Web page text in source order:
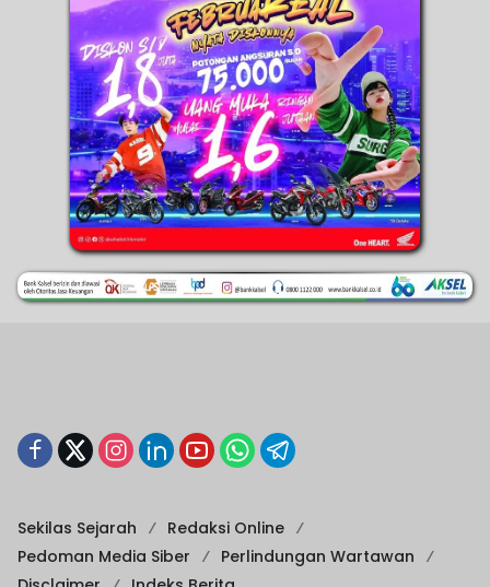
Sekilas Sejarah
Redaksi Online
Pedoman Media Siber
Perlindungan Wartawan